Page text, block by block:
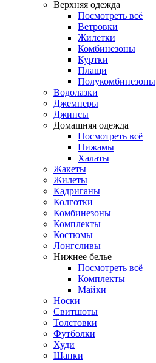
Верхняя одежда
Посмотреть всё
Ветровки
Жилетки
Комбинезоны
Куртки
Плащи
Полукомбинезоны
Водолазки
Джемперы
Джинсы
Домашняя одежда
Посмотреть всё
Пижамы
Халаты
Жакеты
Жилеты
Кадриганы
Колготки
Комбинезоны
Комплекты
Костюмы
Лонгсливы
Нижнее белье
Посмотреть всё
Комплекты
Майки
Носки
Свитшоты
Толстовки
Футболки
Худи
Шапки